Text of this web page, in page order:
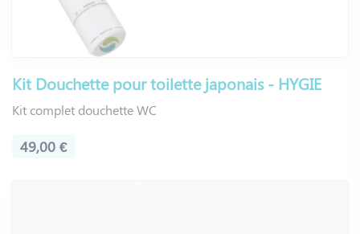
Kit Douchette pour toilette japonais - HYGIE
Kit complet douchette WC
49,00 €